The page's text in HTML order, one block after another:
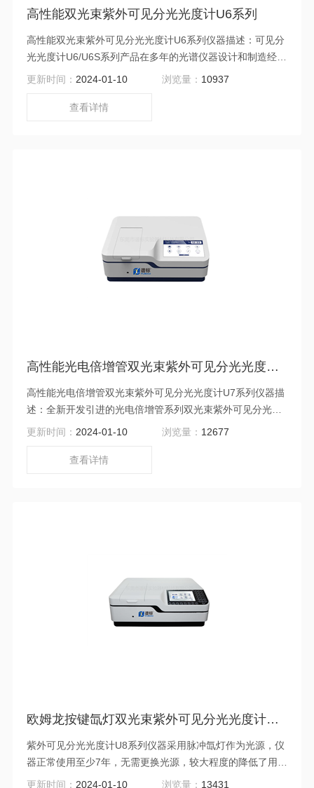
高性能双光束紫外可见分光光度计U6系列
高性能双光束紫外可见分光光度计U6系列仪器描述：可见分
光光度计U6/U6S系列产品在多年的光谱仪器设计和制造经验
基础上，全新开发引进的光电倍增管系列双光束紫外可见分
器，跨国际采购的优选配件，优越的仪器性能、满足专业用
更新时间： 2024-01-10 浏览量： 10937
查看详情
高性能光电倍增管双光束紫外可见分光光度计U7系列
高性能光电倍增管双光束紫外可见分光光度计U7系列仪器描
述：全新开发引进的光电倍增管系列双光束紫外可见分光光
度计系列。全新的光路设计，灵敏的光电倍增管接收器，跨
析工作需求。可广泛应用在有机化学、生物化学、药品分
更新时间： 2024-01-10 浏览量： 12677
查看详情
欧姆龙按键氙灯双光束紫外可见分光光度计U8系列
紫外可见分光光度计U8系列仪器采用脉冲氙灯作为光源，仪
器正常使用至少7年，无需更换光源，较大程度的降低了用户
的仪器使用成本。我们采用独创的光学、电路、结构设计、
更新时间： 2024-01-10 浏览量： 13431